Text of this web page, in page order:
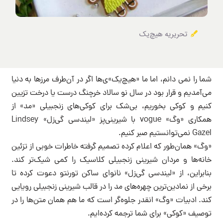
تحریریه هیچ‌یک
شما را نمی دانم، اما ما «هیچ‌یک»ی‌ها اگر در آن‌طرف مرزها به دنیا
می‌آمدیم و قرار بود در سال نو سالاد خرچنگ درست یا درخت تزیین
کنیم و کوکی بخوریم، بی‌شک برای کوکی‌های زنجبیلی «مد» از
همکاری «وگ» vogue با شیرینی‌پز «لیندسی گی‌زل» Lindsey
Gazel نمی‌توانستیم صبر کنیم‌.
«وگ» همان‌طور که اعلام کرده تصمیم گرفته خاطرات خوبی از تزئین
خانه‌ها و مردان شیرینی زنجبیلی کلاسیک را کمی شیک‌تر کند.
بنابراین، از «لیندسی گی‌زل» نانوای ساکن تورنتو دعوت کرده تا
برخی از نمادین‌ترین چهره‌های مد را در قالب شیرینی زنجبیلی رویایی
کند. ادبیات «وگ» انقدر جلوه‌گر است که ما هم همان متن‌ها را در
توصیف «کوکی» برای شما ترجمه کرده‌ایم.